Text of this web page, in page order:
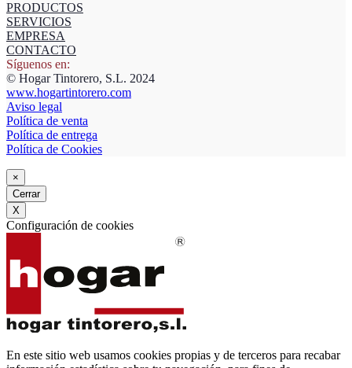
PRODUCTOS
SERVICIOS
EMPRESA
CONTACTO
Síguenos en:
© Hogar Tintorero, S.L. 2024
www.hogartintorero.com
Aviso legal
Política de venta
Política de entrega
Política de Cookies
×
Cerrar
X
Configuración de cookies
En este sitio web usamos cookies propias y de terceros para recabar